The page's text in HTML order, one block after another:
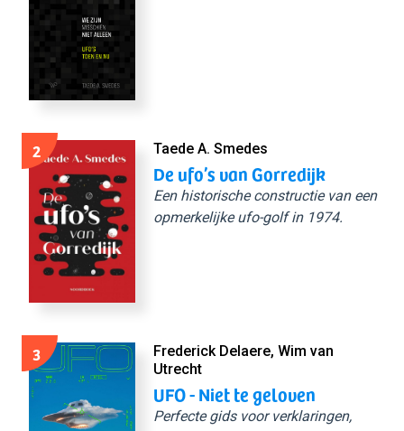
2 Taede A. Smedes
De ufo’s van Gorredijk
Een historische constructie van een
opmerkelijke ufo-golf in 1974.
3
Frederick Delaere, Wim van
Utrecht
UFO - Niet te geloven
Perfecte gids voor verklaringen,